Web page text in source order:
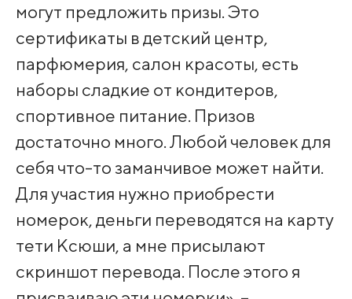
могут предложить призы. Это
сертификаты в детский центр,
парфюмерия, салон красоты, есть
наборы сладкие от кондитеров,
спортивное питание. Призов
достаточно много. Любой человек для
себя что-то заманчивое может найти.
Для участия нужно приобрести
номерок, деньги переводятся на карту
тети Ксюши, а мне присылают
скриншот перевода. После этого я